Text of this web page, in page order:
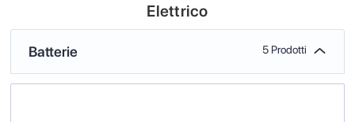
Elettrico
Batterie 5 Prodotti